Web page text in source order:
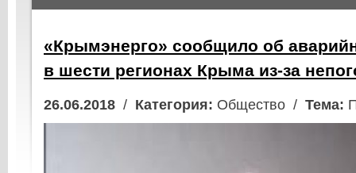
«Крымэнерго» сообщило об
в шести регионах Крыма из-за
26.06.2018 / Категория: Общество / Тема: